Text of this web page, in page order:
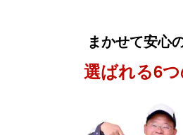
まかせて安心
選ばれる6